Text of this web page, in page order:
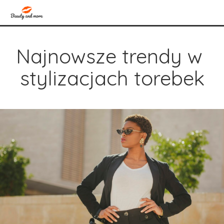
Najnowsze trendy w
stylizacjach torebek